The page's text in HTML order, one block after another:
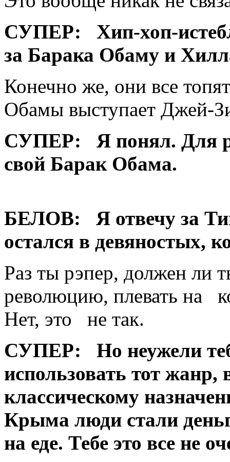
СУПЕР:
Хип-хоп-
за Барака Обаму и
Конечно же, они все
Обамы выступает Джей-
СУПЕР:
Я понял. Для
свой Барак Обама.
БЕЛОВ: Я отвечу за
остался в девяностых,
Раз ты рэпер, должен ли
революцию, плевать на
Нет, это не так.
СУПЕР:
Но неужели
использовать тот
классическому
Крыма люди стали
на еде. Тебе это все не